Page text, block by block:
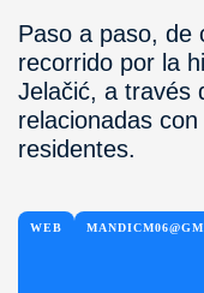
Paso a paso, de
recorrido por la
Jelačić, a través
relacionadas
residentes.
WEB